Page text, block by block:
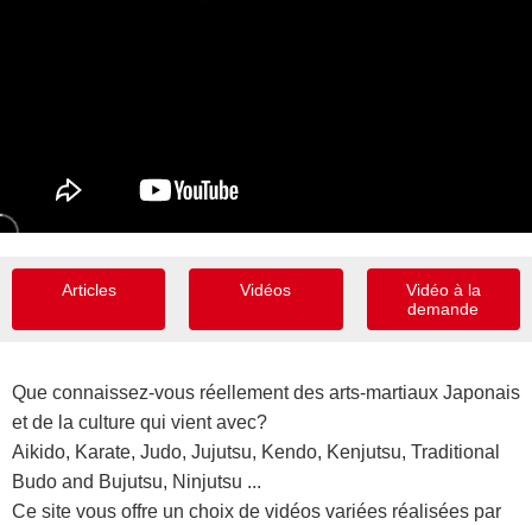
Articles Vidéos
Vidéo à la
demande
Que connaissez-vous réellement des arts-martiaux Japonais
et de la culture qui vient avec?
Aikido, Karate, Judo, Jujutsu, Kendo, Kenjutsu, Traditional
Budo and Bujutsu, Ninjutsu ...
Ce site vous offre un choix de vidéos variées réalisées par